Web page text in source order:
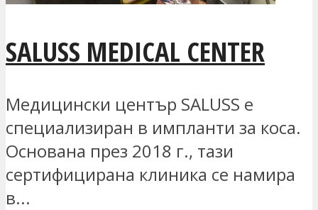
SALUSS MEDICAL CENTER
Медицински център SALUSS е
специализиран в импланти за коса.
Основана през 2018 г., тази
сертифицирана клиника се намира
в...